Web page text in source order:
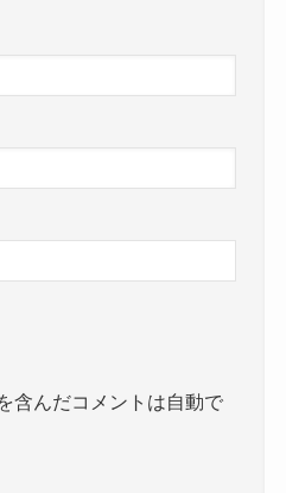
含んだコメントは自動で